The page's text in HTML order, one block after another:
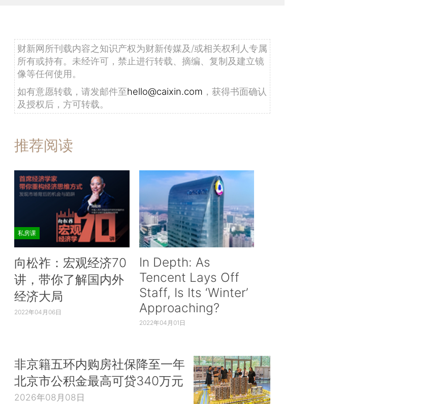
财新网所刊载内容之知识产权为财新传媒及/或相关权利人专属
所有或持有。未经许可，禁止进行转载、摘编、复制及建立镜
像等任何使用。
如有意愿转载，请发邮件至hello@caixin.com ，获得书面确认
及授权后，方可转载。
推荐阅读
私房课
向松祚：宏观经济70
讲，带你了解国内外
经济大局
2022年04月06日
In Depth: As
Tencent Lays Off
Staff, Is Its ‘Winter’
Approaching?
2022年04月01日
非京籍五环内购房社保降至一年
北京市公积金最高可贷340万元
2026年08月08日